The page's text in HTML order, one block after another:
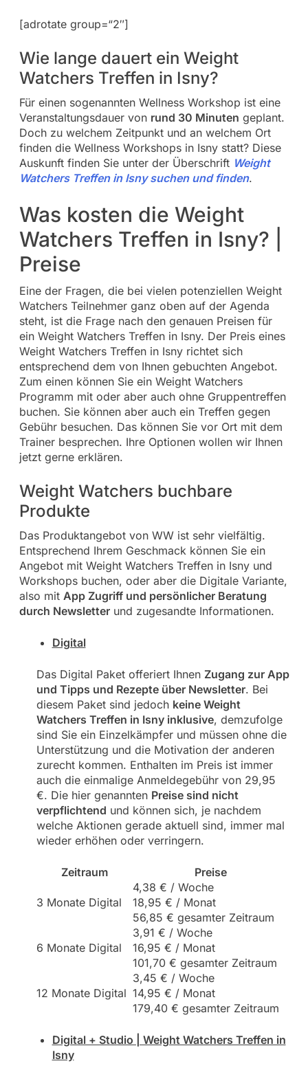
[adrotate group=“2″]
Wie lange dauert ein Weight
Watchers Treffen in Isny?
Für einen sogenannten Wellness Workshop ist eine
Veranstaltungsdauer von rund 30 Minuten geplant.
Doch zu welchem Zeitpunkt und an welchem Ort
finden die Wellness Workshops in Isny statt? Diese
Auskunft finden Sie unter der Überschrift Weight
Watchers Treffen in Isny suchen und finden.
Was kosten die Weight
Watchers Treffen in Isny? |
Preise
Eine der Fragen, die bei vielen potenziellen Weight
Watchers Teilnehmer ganz oben auf der Agenda
steht, ist die Frage nach den genauen Preisen für
ein Weight Watchers Treffen in Isny. Der Preis eines
Weight Watchers Treffen in Isny richtet sich
entsprechend dem von Ihnen gebuchten Angebot.
Zum einen können Sie ein Weight Watchers
Programm mit oder aber auch ohne Gruppentreffen
buchen. Sie können aber auch ein Treffen gegen
Gebühr besuchen. Das können Sie vor Ort mit dem
Trainer besprechen. Ihre Optionen wollen wir Ihnen
jetzt gerne erklären.
Weight Watchers buchbare
Produkte
Das Produktangebot von WW ist sehr vielfältig.
Entsprechend Ihrem Geschmack können Sie ein
Angebot mit Weight Watchers Treffen in Isny und
Workshops buchen, oder aber die Digitale Variante,
also mit App Zugriff und persönlicher Beratung
durch Newsletterund zugesandte Informationen.
Digital
Das Digital Paket offeriert Ihnen Zugang zur App
und Tipps und Rezepte über Newsletter. Bei
diesem Paket sind jedoch keine Weight
Watchers Treffen in Isny inklusive, demzufolge
sind Sie ein Einzelkämpfer und müssen ohne die
Unterstützung und die Motivation der anderen
zurecht kommen. Enthalten im Preis ist immer
auch die einmalige Anmeldegebühr von 29,95
€. Die hier genannten Preise sind nicht
verpflichtend und können sich, je nachdem
welche Aktionen gerade aktuell sind, immer mal
wieder erhöhen oder verringern.
Zeitraum Preise
3 Monate Digital
4,38 € / Woche
18,95 € / Monat
56,85 € gesamter Zeitraum
6 Monate Digital
3,91 € / Woche
16,95 € / Monat
101,70 € gesamter Zeitraum
12 Monate Digital
3,45 € / Woche
14,95 € / Monat
179,40 € gesamter Zeitraum
Digital + Studio | Weight Watchers Treffen in
Isny